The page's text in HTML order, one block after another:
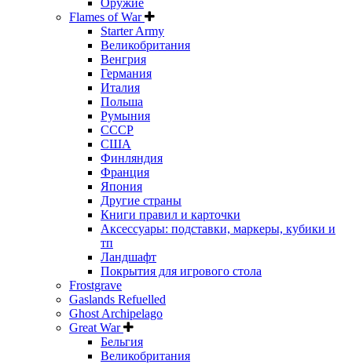
Оружие
Flames of War
Starter Army
Великобритания
Венгрия
Германия
Италия
Польша
Румыния
СССР
США
Финляндия
Франция
Япония
Другие страны
Книги правил и карточки
Аксессуары: подставки, маркеры, кубики и
тп
Ландшафт
Покрытия для игрового стола
Frostgrave
Gaslands Refuelled
Ghost Archipelago
Great War
Бельгия
Великобритания